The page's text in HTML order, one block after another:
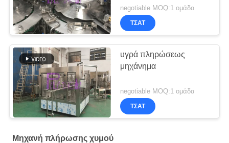
negotiable MOQ:1 ομάδα
ΤΣΆΤ
υγρά πληρώσεως
μηχάνημα
negotiable MOQ:1 ομάδα
ΤΣΆΤ
Μηχανή πλήρωσης χυμού